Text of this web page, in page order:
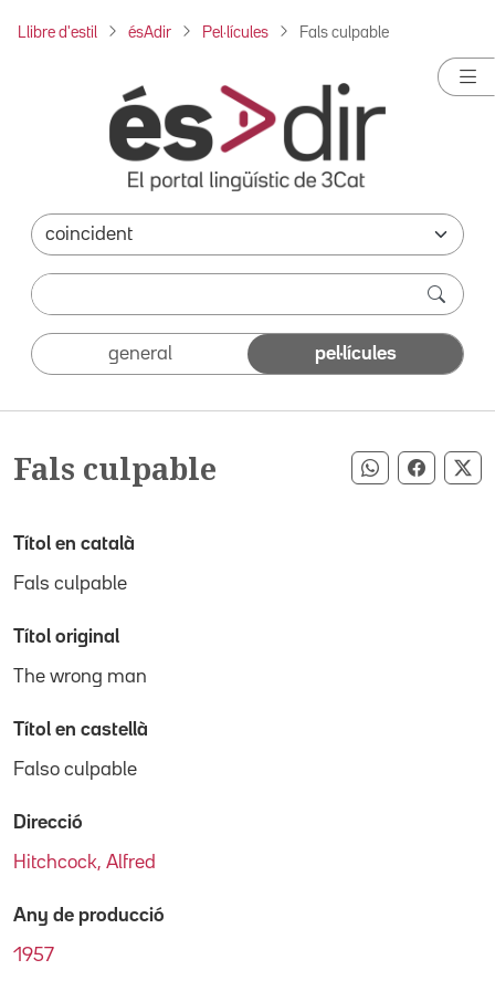
Llibre d'estil ésAdir Pel·lícules Fals culpable
general pel·lícules
Fals culpable Compartir
Títol en català
Fals culpable
Títol original
The wrong man
Títol en castellà
Falso culpable
Direcció
Hitchcock, Alfred
Any de producció
1957